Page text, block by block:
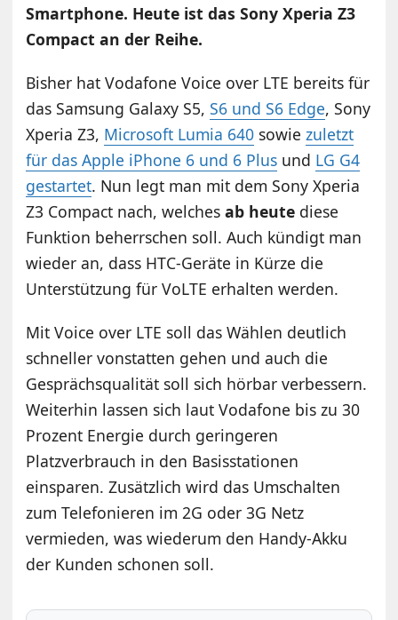
Smartphone. Heute ist das Sony Xperia Z3
Compact an der Reihe.
Bisher hat Vodafone Voice over LTE bereits für
das Samsung Galaxy S5,S6 und S6 Edge, Sony
Xperia Z3, Microsoft Lumia 640 sowiezuletzt
für das Apple iPhone 6 und 6 Plus und LG G4
gestartet. Nun legt man mit dem Sony Xperia
Z3 Compact nach, welchesab heute diese
Funktion beherrschen soll. Auch kündigt man
wieder an, dass HTC-Geräte in Kürze die
Unterstützung für VoLTE erhalten werden.
Mit Voice over LTE soll das Wählen deutlich
schneller vonstatten gehen und auch die
Gesprächsqualität soll sich hörbar verbessern.
Weiterhin lassen sich laut Vodafone bis zu 30
Prozent Energie durch geringeren
Platzverbrauch in den Basisstationen
einsparen. Zusätzlich wird das Umschalten
zum Telefonieren im 2G oder 3G Netz
vermieden, was wiederum den Handy-Akku
der Kunden schonen soll.